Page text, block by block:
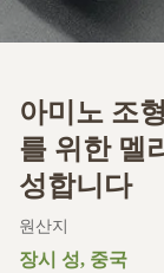
아미노 조
를 위한 멜
성합니다
원산지
장시 성, 중국